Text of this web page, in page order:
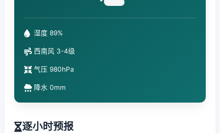
湿度 89%
西南风 3-4级
气压 980hPa
降水 0mm
逐小时预报